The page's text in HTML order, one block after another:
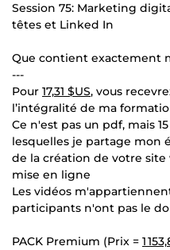
Session 75: Marketing
têtes et Linked In
Que contient exactement
---
Pour 17,31 $US, vous
l’intégralité de ma
Ce n'est pas un pdf, mais
lesquelles je partage mon
de la création de votre site
mise en ligne
Les vidéos
participants n'ont pas le
PACK Premium (Prix = 1